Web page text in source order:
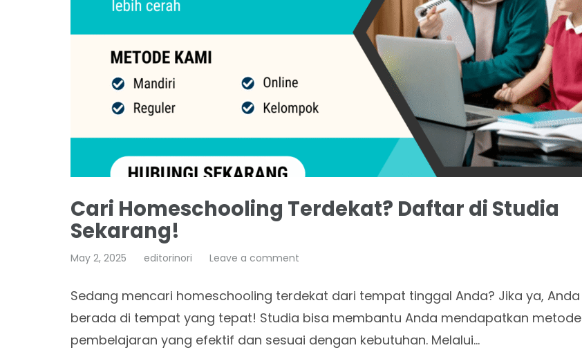
Cari Homeschooling Terdekat? Daftar di Studia
Sekarang!
May 2, 2025 editorinori Leave a comment
Sedang mencari homeschooling terdekat dari tempat tinggal Anda? Jika ya, Anda
berada di tempat yang tepat! Studia bisa membantu Anda mendapatkan metode
pembelajaran yang efektif dan sesuai dengan kebutuhan. Melalui…